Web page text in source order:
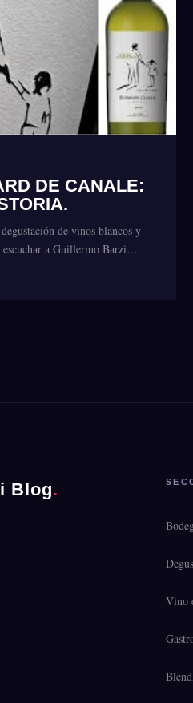
DE CANALE:
de vinos blancos y
escuchar a Guillermo Barzi…
Blog.
Vino